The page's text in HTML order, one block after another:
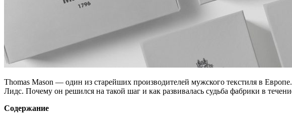
Thomas Mason — один из старейших производителей мужского текстиля в
Лидс. Почему он решился на такой шаг и как развивалась судьба фабрики в
Содержание